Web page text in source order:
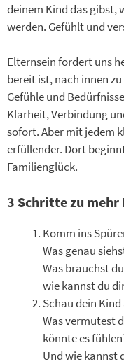
deinem Kind das gibst,
werden. Gefühlt und
Elternsein fordert uns
bereit ist, nach innen
Gefühle und
Klarheit, Verbindung
sofort. Aber mit jedem
erfüllender. Dort
Familienglück.
3 Schritte zu
Komm ins
Was genau
Was brauchst
wie kannst du
Schau dein Kind
Was vermutest
könnte es
Und wie kannst